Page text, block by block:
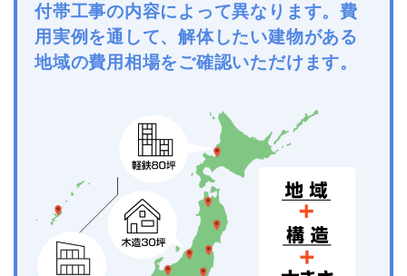
付帯工事の内容によって異なります。費
用実例を通して、解体したい建物がある
地域の費用相場をご確認いただけます。